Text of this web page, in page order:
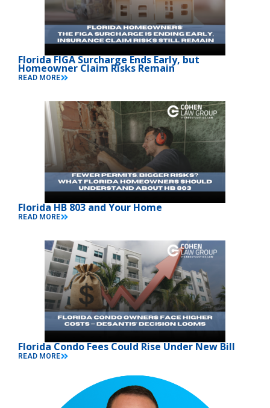
Florida FIGA Surcharge Ends Early, but
Homeowner Claim Risks Remain
READ MORE
Florida HB 803 and Your Home
READ MORE
Florida Condo Fees Could Rise Under New Bill
READ MORE